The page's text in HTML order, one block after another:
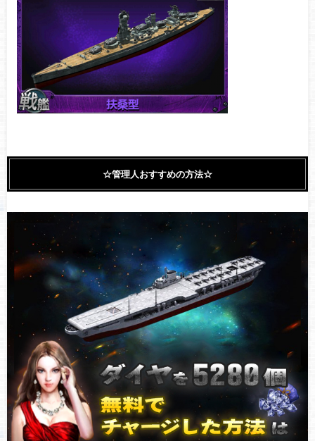
☆管理人おすすめの方法☆